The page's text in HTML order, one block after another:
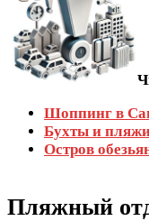
Шоппинг в
Бухты и
Остров
Пляжный